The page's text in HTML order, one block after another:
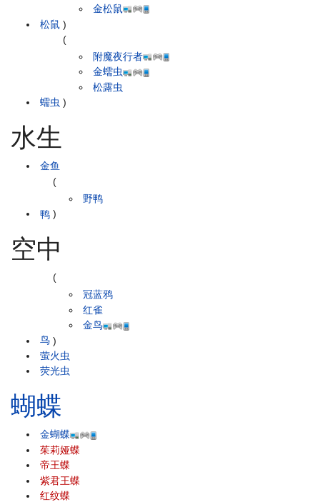
松鼠
金松鼠
)
蠕虫
(
附魔夜行者
金蠕虫
松露虫
)
水生
金鱼
鸭
(
野鸭
)
空中
鸟
(
冠蓝鸦
红雀
金鸟
)
萤火虫
荧光虫
蝴蝶
金蝴蝶
茱莉娅蝶
帝王蝶
紫君王蝶
红纹蝶